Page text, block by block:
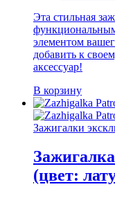
Эта стильная
элементом
добавить к
аксессуар!
В корзину
Зажигалки
(цвет: